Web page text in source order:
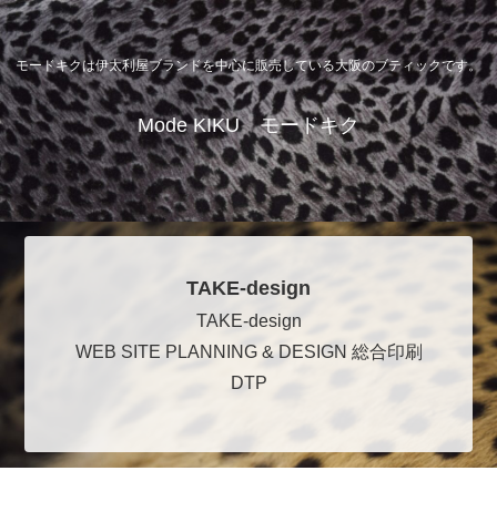
モードキクは伊太利屋ブランドを中心に販売している大阪のブティックです。
Mode KIKU モードキク
TAKE-design
TAKE-design
WEB SITE PLANNING & DESIGN 総合印刷
DTP